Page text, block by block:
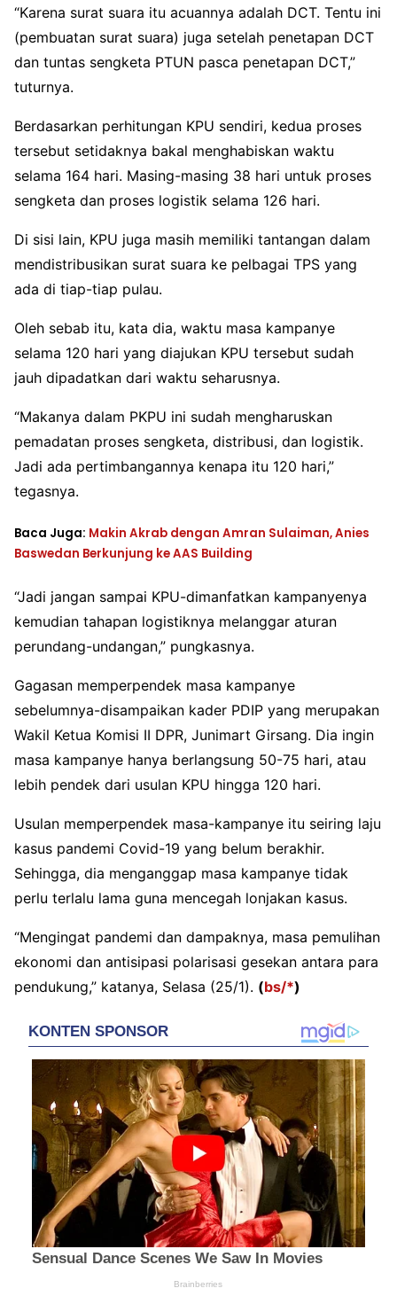
“Karena surat suara itu acuannya adalah DCT. Tentu ini
(pembuatan surat suara) juga setelah penetapan DCT
dan tuntas sengketa PTUN pasca penetapan DCT,”
tuturnya.
Berdasarkan perhitungan KPU sendiri, kedua proses
tersebut setidaknya bakal menghabiskan waktu
selama 164 hari. Masing-masing 38 hari untuk proses
sengketa dan proses logistik selama 126 hari.
Di sisi lain, KPU juga masih memiliki tantangan dalam
mendistribusikan surat suara ke pelbagai TPS yang
ada di tiap-tiap pulau.
Oleh sebab itu, kata dia, waktu masa kampanye
selama 120 hari yang diajukan KPU tersebut sudah
jauh dipadatkan dari waktu seharusnya.
“Makanya dalam PKPU ini sudah mengharuskan
pemadatan proses sengketa, distribusi, dan logistik.
Jadi ada pertimbangannya kenapa itu 120 hari,”
tegasnya.
Baca Juga: Makin Akrab dengan Amran Sulaiman, Anies
Baswedan Berkunjung ke AAS Building
“Jadi jangan sampai KPU-dimanfatkan kampanyenya
kemudian tahapan logistiknya melanggar aturan
perundang-undangan,” pungkasnya.
Gagasan memperpendek masa kampanye
sebelumnya-disampaikan kader PDIP yang merupakan
Wakil Ketua Komisi II DPR, Junimart Girsang. Dia ingin
masa kampanye hanya berlangsung 50-75 hari, atau
lebih pendek dari usulan KPU hingga 120 hari.
Usulan memperpendek masa-kampanye itu seiring laju
kasus pandemi Covid-19 yang belum berakhir.
Sehingga, dia menganggap masa kampanye tidak
perlu terlalu lama guna mencegah lonjakan kasus.
“Mengingat pandemi dan dampaknya, masa pemulihan
ekonomi dan antisipasi polarisasi gesekan antara para
pendukung,” katanya, Selasa (25/1). (bs/*)